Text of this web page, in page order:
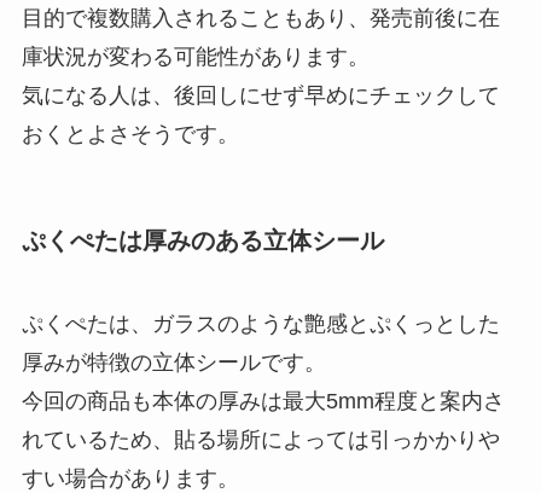
目的で複数購入されることもあり、発売前後に在
庫状況が変わる可能性があります。
気になる人は、後回しにせず早めにチェックして
おくとよさそうです。
ぷくぺたは厚みのある立体シール
ぷくぺたは、ガラスのような艶感とぷくっとした
厚みが特徴の立体シールです。
今回の商品も本体の厚みは最大5mm程度と案内さ
れているため、貼る場所によっては引っかかりや
すい場合があります。